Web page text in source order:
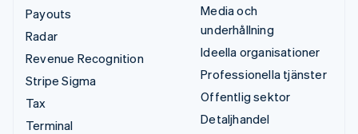
Payouts
Radar
Revenue Recognition
Stripe Sigma
Tax
Terminal
Media och
underhållning
Ideella organisationer
Professionella tjänster
Offentlig sektor
Detaljhandel